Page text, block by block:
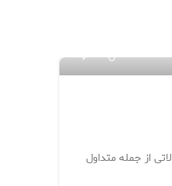
از جمله متداول